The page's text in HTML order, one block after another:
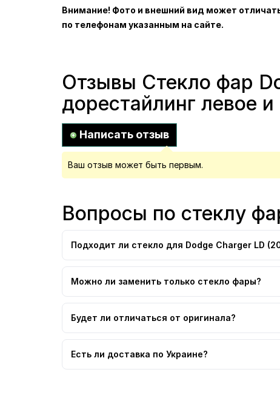
Внимание! Фото и внешний вид может
по телефонам указанным на сайте.
Отзывы Стекло фар
дорестайлинг левое
Написать отзыв
Ваш отзыв может быть первым.
Вопросы по стеклу
Подходит ли стекло для Dodge Charger LD
Можно ли заменить только стекло фары?
Будет ли отличаться от оригинала?
Есть ли доставка по Украине?